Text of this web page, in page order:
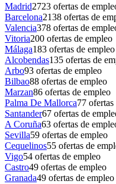
Madrid2723 ofertas de
Barcelona2138 ofertas de
Valencia378 ofertas de
Vitoria200 ofertas de empleo
Málaga183 ofertas de empleo
Alcobendas135 ofertas de
Arbo93 ofertas de empleo
Bilbao88 ofertas de empleo
Marzan86 ofertas de empleo
Palma De Mallorca77 ofertas
Santander67 ofertas de
A Coruña63 ofertas de
Sevilla59 ofertas de empleo
Cequelinos55 ofertas de
Vigo54 ofertas de empleo
Castro49 ofertas de empleo
Granada49 ofertas de empleo